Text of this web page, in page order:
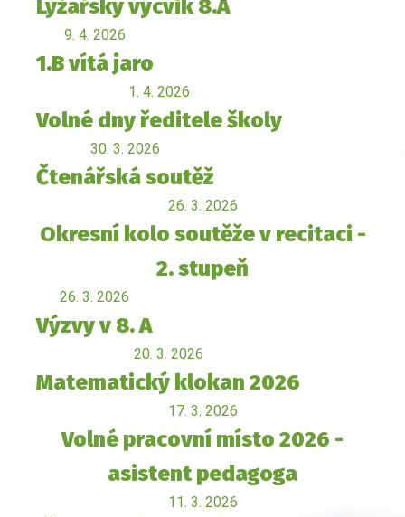
Lyžařský výcvik 8.A
9. 4. 2026
1.B vítá jaro
1. 4. 2026
Volné dny ředitele školy
30. 3. 2026
Čtenářská soutěž
26. 3. 2026
Okresní kolo soutěže v recitaci -
2. stupeň
26. 3. 2026
Výzvy v 8. A
20. 3. 2026
Matematický klokan 2026
17. 3. 2026
Volné pracovní místo 2026 -
asistent pedagoga
11. 3. 2026